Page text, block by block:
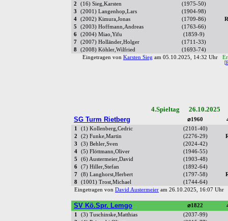
2
(16) Sieg,Karsten (1975-50)
3
(2001) Langenhop,Lars (1904-98)
4
(2002) Kimura,Jonas (1709-86)
5
(2003) Hoffmann,Andreas (1763-66)
6
(2004) Miao,Yifu (1859-9)
7
(2007) Holländer,Holger (1711-33)
8
(2008) Köhler,Wilfried (1693-74)
Eingetragen von Karsten Sieg am 05.10.2025, 14:32 Uhr
[
4.Spieltag 26.10.2025
SG Turm Rietberg
⌀1960
1 (1) Kollenberg,Cedric
(2101-40)
2
(2) Funke,Martin (2276-29)
3
(3) Behler,Sven
(2024-42)
4
(5) Flöttmann,Oliver
(1946-55)
5
(6) Austermeier,David
(1903-48)
6
(7) Hiller,Stefan
(1892-64)
7
(8) Langhorst,Herbert (1797-58)
8
(1001) Trost,Michael
(1744-64)
Eingetragen von David Austermeier am 26.10.2025, 16:07 Uhr
SV Kö.Spr. Lemgo ⌀1822
1 (3) Tuschinske,Matthias
(2037-99)